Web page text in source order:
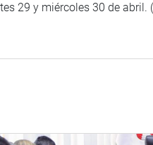
29 y miércoles 30 de abril.